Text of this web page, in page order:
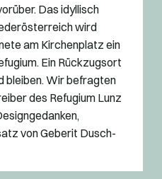
Das idyllisch
wird
am Kirchenplatz ein
Ein Rückzugsort
bleiben. Wir befragten
des Refugium Lunz
von Geberit Dusch-